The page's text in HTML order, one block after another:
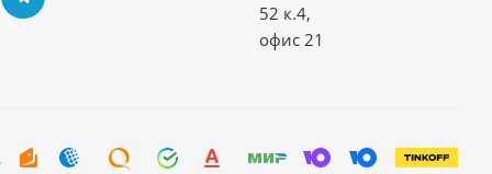
52 к.4,
офис 21